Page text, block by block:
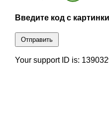
Введите код с
Отправить
Your support ID is: